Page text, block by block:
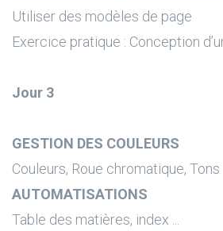
Utiliser des modèles de page
Exercice pratique : Conception
Jour 3
GESTION DES COULEURS
Couleurs, Roue chromatique, Tons
AUTOMATISATIONS
Table des matières, index ...